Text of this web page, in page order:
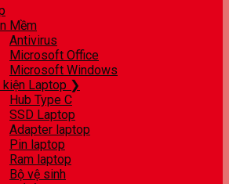
Mềm
Antivirus
Microsoft Office
Microsoft Windows
kiện Laptop ❯
Hub Type C
SSD Laptop
Adapter laptop
Pin laptop
Ram laptop
Bộ vệ sinh